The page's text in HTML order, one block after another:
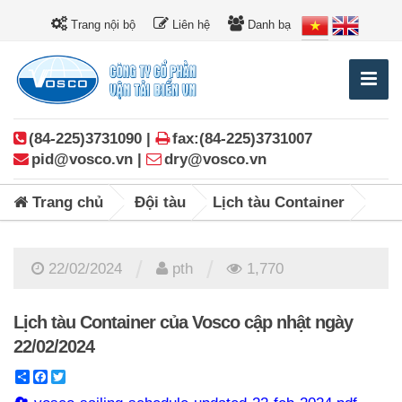
Trang nội bộ Liên hệ Danh bạ
(84-225)3731090 |
fax:(84-225)3731007
pid@vosco.vn |
dry@vosco.vn
Trang chủ Đội tàu Lịch tàu Container
22/02/2024 pth 1,770
Lịch tàu Container của Vosco cập nhật ngày
22/02/2024
ShareFacebook